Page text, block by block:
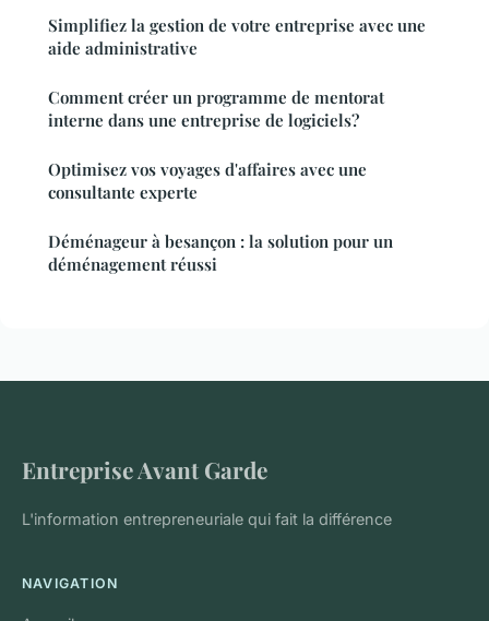
Simplifiez la gestion de votre entreprise avec une
aide administrative
Comment créer un programme de mentorat
interne dans une entreprise de logiciels?
Optimisez vos voyages d'affaires avec une
consultante experte
Déménageur à besançon : la solution pour un
déménagement réussi
Entreprise Avant Garde
L'information entrepreneuriale qui fait la différence
NAVIGATION